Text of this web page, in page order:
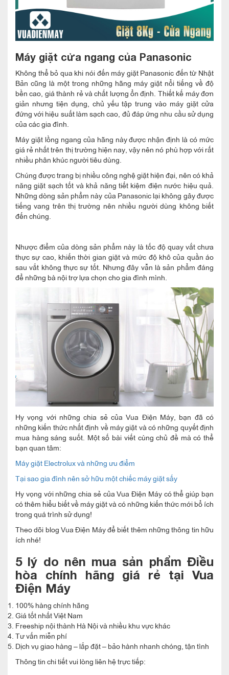
Máy giặt cửa ngang của Panasonic
Không thể bỏ qua khi nói đến máy giặt Panasonic đến từ Nhật
Bản cũng là một trong những hãng máy giặt nổi tiếng về độ
bền cao, giá thành rẻ và chất lượng ổn định. Thiết kế máy đơn
giản nhưng tiện dụng, chủ yếu tập trung vào máy giặt cửa
đứng với hiệu suất làm sạch cao, đủ đáp ứng nhu cầu sử dụng
của các gia đình.
Máy giặt lồng ngang của hãng này được nhận định là có mức
giá rẻ nhất trên thị trường hiện nay, vậy nên nó phù hợp với rất
nhiều phân khúc người tiêu dùng.
Chúng được trang bị nhiều công nghệ giặt hiện đại, nên có khả
năng giặt sạch tốt và khả năng tiết kiệm điện nước hiệu quả.
Những dòng sản phẩm này của Panasonic lại không gây được
tiếng vang trên thị trường nên nhiều người dùng không biết
đến chúng.
Nhược điểm của dòng sản phẩm này là tốc độ quay vắt chưa
thực sự cao, khiến thời gian giặt và mức độ khô của quần áo
sau vắt không thực sự tốt. Nhưng đây vẫn là sản phẩm đáng
để những bà nội trợ lựa chọn cho gia đình mình.
Hy vọng với những chia sẻ của Vua Điện Máy, bạn đã có
những kiến thức nhất định về máy giặt và có những quyết định
mua hàng sáng suốt. Một số bài viết cùng chủ đề mà có thể
bạn quan tâm:
Máy giặt Electrolux và những ưu điểm
Tại sao gia đình nên sở hữu một chiếc máy giặt sấy
Hy vọng với những chia sẻ của Vua Điện Máy có thể giúp bạn
có thêm hiểu biết về máy giặt và có những kiến thức mới bổ ích
trong quá trình sử dụng!
Theo dõi blog Vua Điện Máy để biết thêm những thông tin hữu
ích nhé!
5 lý do nên mua sản phẩm Điều
hòa chính hãng giá rẻ tại Vua
Điện Máy
100% hàng chính hãng
Giá tốt nhất Việt Nam
Freeship nội thành Hà Nội và nhiều khu vực khác
Tư vấn miễn phí
Dịch vụ giao hàng – lắp đặt – bảo hành nhanh chóng, tận tình
Thông tin chi tiết vui lòng liên hệ trực tiếp: